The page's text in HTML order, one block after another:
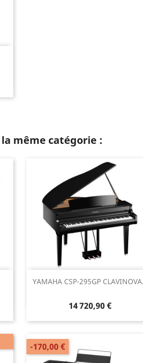
même catégorie :
YAMAHA CSP-295GP
14 720,90 €
Aperçu rapide
-170,00 €